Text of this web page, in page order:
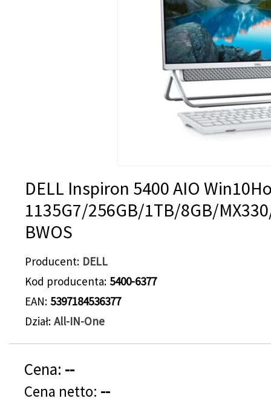
DELL Inspiron 5400 AIO
1135G7/256GB/1TB/8GB/
BWOS
Producent DELL
Kod producenta 5400-6377
EAN 5397184536377
Dział All-IN-One
Cena: --
Cena netto: --